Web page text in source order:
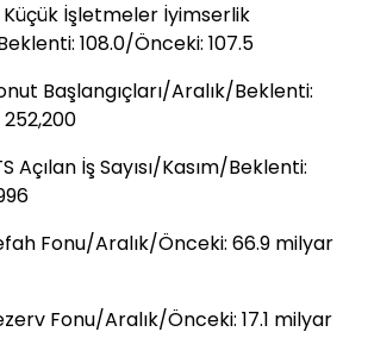
Küçük İşletmeler İyimserlik
108.0/Önceki: 107.5
Başlangıçları/Aralık/Beklenti:
Açılan İş Sayısı/Kasım/Beklenti:
Fonu/Aralık/Önceki: 66.9 milyar
Fonu/Aralık/Önceki: 17.1 milyar